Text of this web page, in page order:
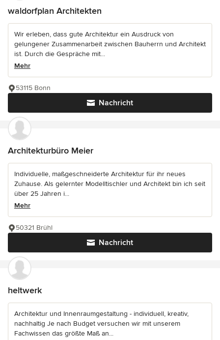
waldorfplan Architekten
Wir erleben, dass gute Architektur ein Ausdruck von
gelungener Zusammenarbeit zwischen Bauherrn und Architekt
ist. Durch die Gespräche mit...
Mehr
Nachricht
53115 Bonn
Architekturbüro Meier
Individuelle, maßgeschneiderte Architektur für ihr neues
Zuhause. Als gelernter Modelltischler und Architekt bin ich seit
über 25 Jahren i...
Mehr
Nachricht
50321 Brühl
heltwerk
Architektur und Innenraumgestaltung - individuell, kreativ,
nachhaltig Je nach Budget versuchen wir mit unserem
Fachwissen das größte Maß an...